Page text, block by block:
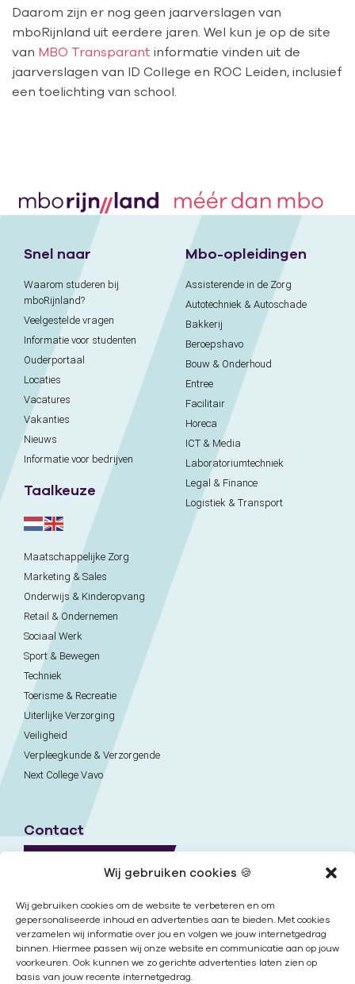
Wij gebruiken cookies 🍪
Wij gebruiken cookies om de website te verbeteren en om
gepersonaliseerde inhoud en advertenties aan te bieden. Met cookies
verzamelen wij informatie over jou en volgen we jouw internetgedrag
binnen. Hiermee passen wij onze website en communicatie aan op jouw
voorkeuren. Ook kunnen we zo gerichte advertenties laten zien op
basis van jouw recente internetgedrag.
Daarom zijn er nog geen jaarverslagen van
mboRijnland uit eerdere jaren. Wel kun je op de site
van MBO Transparant informatie vinden uit de
jaarverslagen van ID College en ROC Leiden, inclusief
een toelichting van school.
Snel naar
Waarom studeren bij
mboRijnland?
Veelgestelde vragen
Informatie voor studenten
Ouderportaal
Locaties
Vacatures
Vakanties
Nieuws
Informatie voor bedrijven
Taalkeuze
Mbo-opleidingen
Assisterende in de Zorg
Autotechniek & Autoschade
Bakkerij
Beroepshavo
Bouw & Onderhoud
Entree
Facilitair
Horeca
ICT & Media
Laboratoriumtechniek
Legal & Finance
Logistiek & Transport
Maatschappelijke Zorg
Marketing & Sales
Onderwijs & Kinderopvang
Retail & Ondernemen
Sociaal Werk
Sport & Bewegen
Techniek
Toerisme & Recreatie
Uiterlijke Verzorging
Veiligheid
Verpleegkunde & Verzorgende
Next College Vavo
Contact
Nieuwsbrief